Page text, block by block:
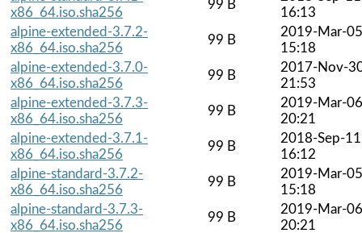
x86_64.iso.sha256
99 B
16:13
alpine-extended-3.7.2-
x86_64.iso.sha256
99 B
2019-Mar-05
15:18
alpine-extended-3.7.0-
x86_64.iso.sha256
99 B
2017-Nov-
21:53
alpine-extended-3.7.3-
x86_64.iso.sha256
99 B
2019-Mar-06
20:21
alpine-extended-3.7.1-
x86_64.iso.sha256
99 B
2018-Sep-11
16:12
alpine-standard-3.7.2-
x86_64.iso.sha256
99 B
2019-Mar-05
15:18
alpine-standard-3.7.3-
x86_64.iso.sha256
99 B
2019-Mar-06
20:21